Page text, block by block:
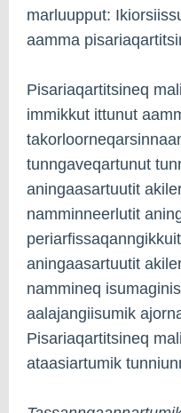
marluupput:
aamma
Pisariaqartitsineq
immikkut ittunut
tunngaveqartunut
aningaasartuutit
namminneerlutit
aningaasartuutit
nammineq
aalajangiisumik
Pisariaqartitsineq
ataasiartumik